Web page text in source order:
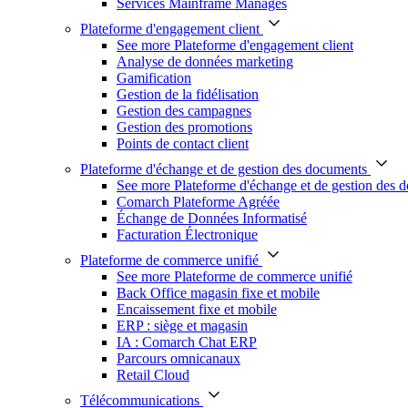
Services Mainframe Managés
Plateforme d'engagement client
See more Plateforme d'engagement client
Analyse de données marketing
Gamification
Gestion de la fidélisation
Gestion des campagnes
Gestion des promotions
Points de contact client
Plateforme d'échange et de gestion des documents
See more Plateforme d'échange et de gestion des
Comarch Plateforme Agréée
Échange de Données Informatisé
Facturation Électronique
Plateforme de commerce unifié
See more Plateforme de commerce unifié
Back Office magasin fixe et mobile
Encaissement fixe et mobile
ERP : siège et magasin
IA : Comarch Chat ERP
Parcours omnicanaux
Retail Cloud
Télécommunications